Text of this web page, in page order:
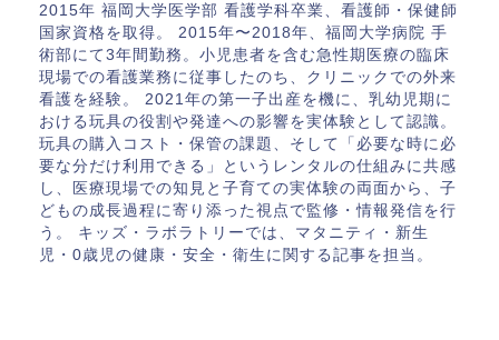
2015年 福岡大学医学部 看護学科卒業、看護師・保健師
国家資格を取得。 2015年〜2018年、福岡大学病院 手
術部にて3年間勤務。小児患者を含む急性期医療の臨床
現場での看護業務に従事したのち、クリニックでの外来
看護を経験。 2021年の第一子出産を機に、乳幼児期に
おける玩具の役割や発達への影響を実体験として認識。
玩具の購入コスト・保管の課題、そして「必要な時に必
要な分だけ利用できる」というレンタルの仕組みに共感
し、医療現場での知見と子育ての実体験の両面から、子
どもの成長過程に寄り添った視点で監修・情報発信を行
う。 キッズ・ラボラトリーでは、マタニティ・新生
児・0歳児の健康・安全・衛生に関する記事を担当。